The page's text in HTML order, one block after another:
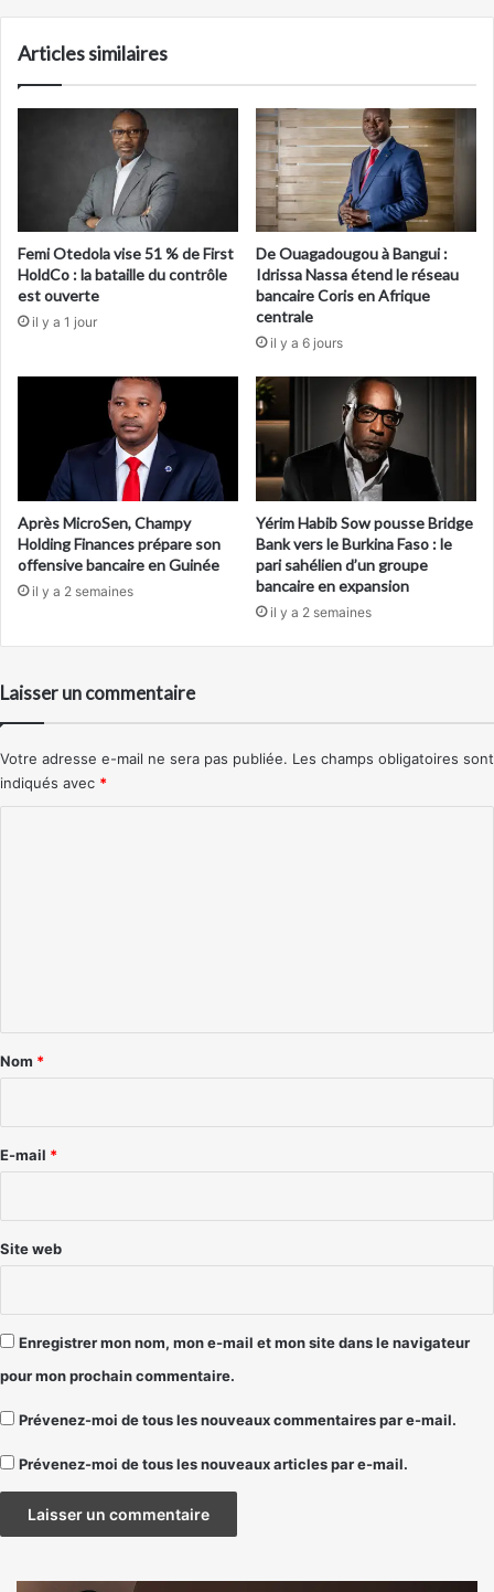
Articles similaires
Femi Otedola vise 51 % de First
HoldCo : la bataille du contrôle
est ouverte
il y a 1 jour
De Ouagadougou à Bangui :
Idrissa Nassa étend le réseau
bancaire Coris en Afrique
centrale
il y a 6 jours
Après MicroSen, Champy
Holding Finances prépare son
offensive bancaire en Guinée
il y a 2 semaines
Yérim Habib Sow pousse Bridge
Bank vers le Burkina Faso : le
pari sahélien d’un groupe
bancaire en expansion
il y a 2 semaines
Laisser un commentaire
Votre adresse e-mail ne sera pas publiée. Les champs obligatoires sont
indiqués avec *
a
e
Nom *
E-mail *
Site web
Enregistrer mon nom, mon e-mail et mon site dans le navigateur
pour mon prochain commentaire.
Prévenez-moi de tous les nouveaux commentaires par e-mail.
Prévenez-moi de tous les nouveaux articles par e-mail.